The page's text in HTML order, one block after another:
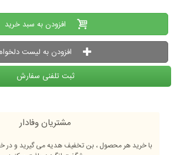
افزودن به سبد خرید
افزودن به لیست دلخواه
ثبت تلفنی سفارش
مشتریان وفادار
با خرید هر محصول ، بن تخفیف هدیه می گیرید و در